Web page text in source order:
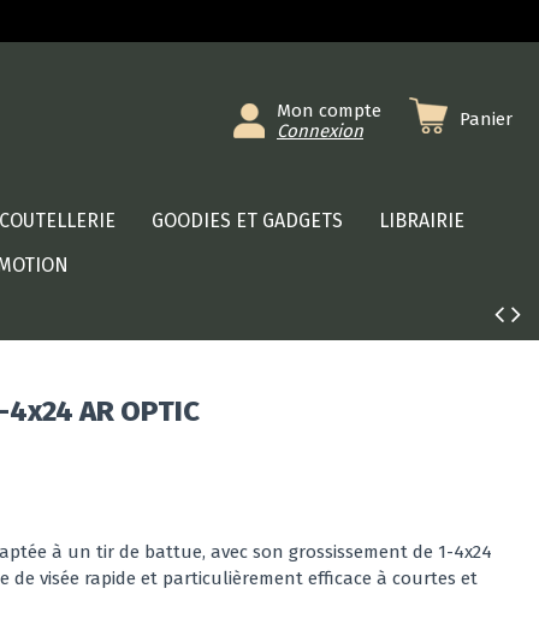
Mon compte
Connexion
Panier
COUTELLERIE GOODIES ET GADGETS
LIBRAIRIE
AR OPTIC
à un tir de battue, avec son grossissement de 1-4x24
de visée rapide et particulièrement efficace à courtes et